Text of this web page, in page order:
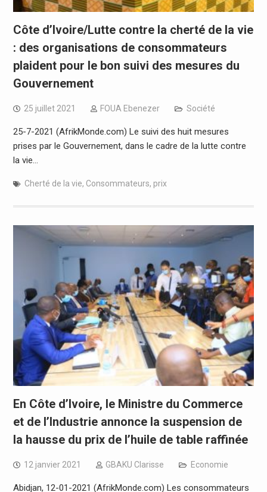
Côte d’Ivoire/Lutte contre la cherté de la vie
: des organisations de consommateurs
plaident pour le bon suivi des mesures du
Gouvernement
25 juillet 2021 FOUA Ebenezer Société
25-7-2021 (AfrikMonde.com) Le suivi des huit mesures
prises par le Gouvernement, dans le cadre de la lutte contre
la vie…
Cherté de la vie, Consommateurs, prix
En Côte d’Ivoire, le Ministre du Commerce
et de l’Industrie annonce la suspension de
la hausse du prix de l’huile de table raffinée
12 janvier 2021 GBAKU Clarisse Economie
Abidjan, 12-01-2021 (AfrikMonde.com) Les consommateurs